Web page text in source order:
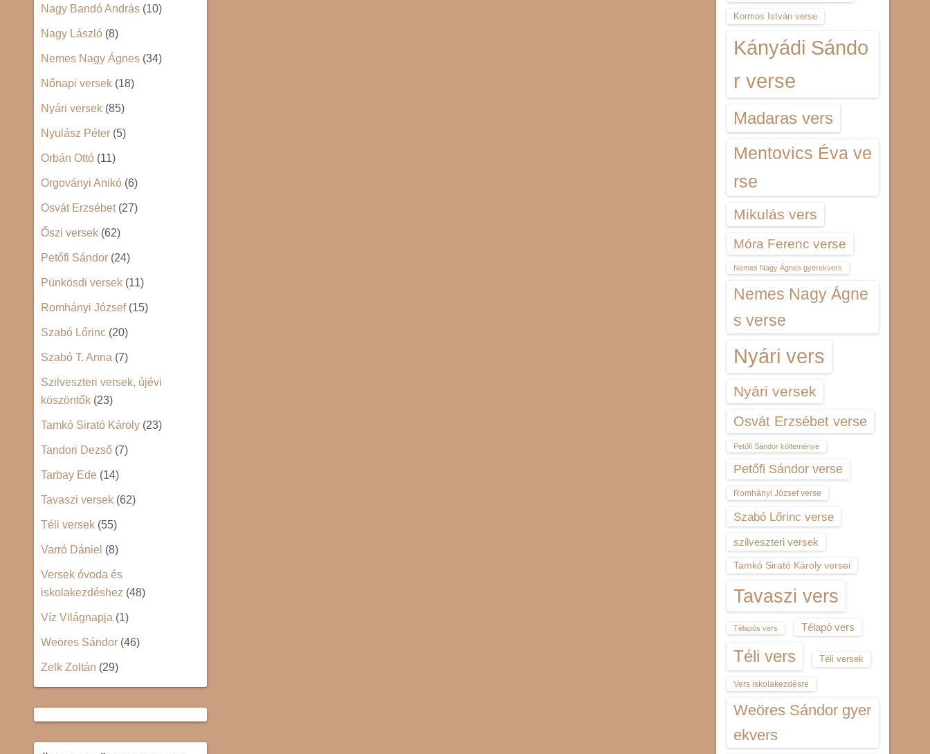
Nagy Bandó András (10)
Nagy László (8)
Nemes Nagy Ágnes (34)
Nőnapi versek (18)
Nyári versek (85)
Nyulász Péter (5)
Orbán Ottó (11)
Orgoványi Anikó (6)
Osvát Erzsébet(27)
Őszi versek (62)
Petőfi Sándor (24)
Pünkösdi versek (11)
Romhányi József(15)
Szabó Lőrinc (20)
Szabó T. Anna (7)
Szilveszteri versek, újévi
köszöntők (23)
Tamkó Sirató Károly (23)
Tandori Dezső (7)
Tarbay Ede (14)
Tavaszi versek (62)
Téli versek (55)
Varró Dániel (8)
Versek óvoda és
iskolakezdéshez (48)
Víz Világnapja (1)
Weöres Sándor (46)
Zelk Zoltán (29)
Kormos István verse
Kányádi Sándo
r verse
Madaras vers
Mentovics Éva ve
rse
Mikulás vers
Móra Ferenc verse
Nemes Nagy Ágnes gyerekvers
Nemes Nagy Ágne
s verse
Nyári vers
Nyári versek
Osvát Erzsébet verse
Petőfi Sándor költeménye
Petőfi Sándor verse
Romhányi József verse
Szabó Lőrinc verse
szilveszteri versek
Tamkó Sirató Károly versei
Tavaszi vers
Télapós vers Télapó vers
Téli vers Téli versek
Vers iskolakezdésre
Weöres Sándor gyer
ekvers